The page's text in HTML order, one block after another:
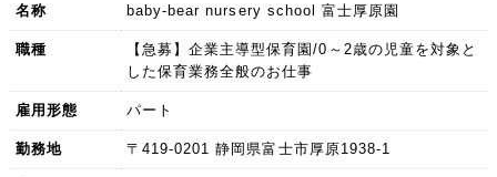
名称 baby-bear nursery school 富士厚原園
職種
【急募】企業主導型保育園/0～2歳の児童を対象と
した保育業務全般のお仕事
雇用形態 パート
勤務地 〒419-0201 静岡県富士市厚原1938-1